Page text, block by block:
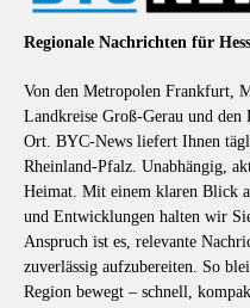
Regionale Nachrichten für
Von den Metropolen Frankfurt,
Landkreise Groß-Gerau und
Ort. BYC-News liefert Ihnen
Rheinland-Pfalz. Unabhängig,
Heimat. Mit einem klaren Blick
und Entwicklungen halten wir
Anspruch ist es, relevante
zuverlässig aufzubereiten. So
Region bewegt – schnell,